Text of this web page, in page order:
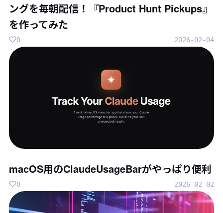
ングを毎朝配信！『Product Hunt Pickups』
を作ってみた
2026-02-04
0
macOS用のClaudeUsageBarがやっぱり便利
2026-02-02
0